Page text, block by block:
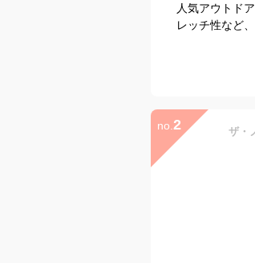
人気アウトド
レッチ性など
no. 2